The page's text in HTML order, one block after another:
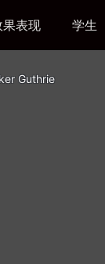
果表现 学生
Guthrie